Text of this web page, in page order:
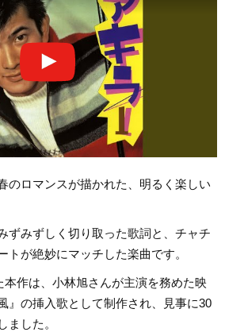
のロマンスが描かれた、明るく楽しい
ずみずしく切り取った歌詞と、チャチ
トが絶妙にマッチした楽曲です。
本作は、小林旭さんが主演を務めた映
』の挿入歌として制作され、見事に30
ました。